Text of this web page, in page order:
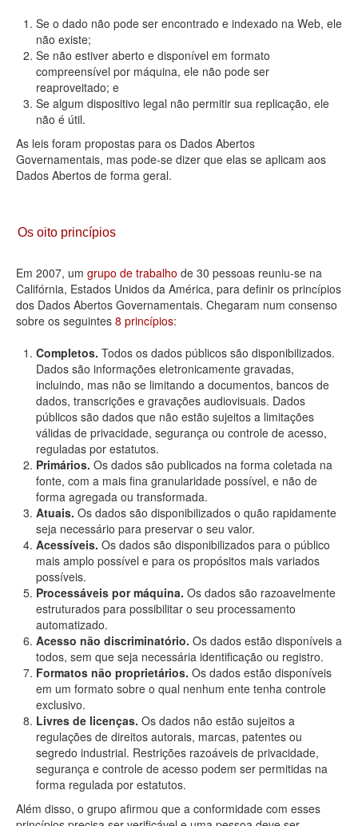
Se o dado não pode ser encontrado e indexado na Web, ele
não existe;
Se não estiver aberto e disponível em formato
compreensível por máquina, ele não pode ser
reaproveitado; e
Se algum dispositivo legal não permitir sua replicação, ele
não é útil.
As leis foram propostas para os Dados Abertos
Governamentais, mas pode-se dizer que elas se aplicam aos
Dados Abertos de forma geral.
Os oito princípios
Em 2007, um grupo de trabalho de 30 pessoas reuniu-se na
Califórnia, Estados Unidos da América, para definir os princípios
dos Dados Abertos Governamentais. Chegaram num consenso
sobre os seguintes 8 princípios:
Completos. Todos os dados públicos são disponibilizados.
Dados são informações eletronicamente gravadas,
incluindo, mas não se limitando a documentos, bancos de
dados, transcrições e gravações audiovisuais. Dados
públicos são dados que não estão sujeitos a limitações
válidas de privacidade, segurança ou controle de acesso,
reguladas por estatutos.
Primários. Os dados são publicados na forma coletada na
fonte, com a mais fina granularidade possível, e não de
forma agregada ou transformada.
Atuais. Os dados são disponibilizados o quão rapidamente
seja necessário para preservar o seu valor.
Acessíveis. Os dados são disponibilizados para o público
mais amplo possível e para os propósitos mais variados
possíveis.
Processáveis por máquina. Os dados são razoavelmente
estruturados para possibilitar o seu processamento
automatizado.
Acesso não discriminatório. Os dados estão disponíveis a
todos, sem que seja necessária identificação ou registro.
Formatos não proprietários. Os dados estão disponíveis
em um formato sobre o qual nenhum ente tenha controle
exclusivo.
Livres de licenças. Os dados não estão sujeitos a
regulações de direitos autorais, marcas, patentes ou
segredo industrial. Restrições razoáveis de privacidade,
segurança e controle de acesso podem ser permitidas na
forma regulada por estatutos.
Além disso, o grupo afirmou que a conformidade com esses